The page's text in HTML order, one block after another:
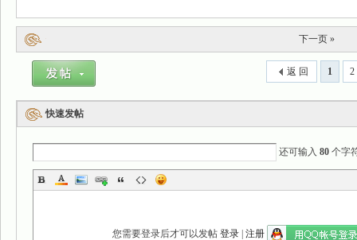
下一页 »
1 2
返 回
快速发帖
还可输入 80 个字
您需要登录后才可以发帖 登录 注册